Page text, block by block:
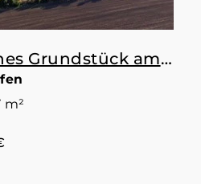
Voll erschlossenes Grundstück am See
m²